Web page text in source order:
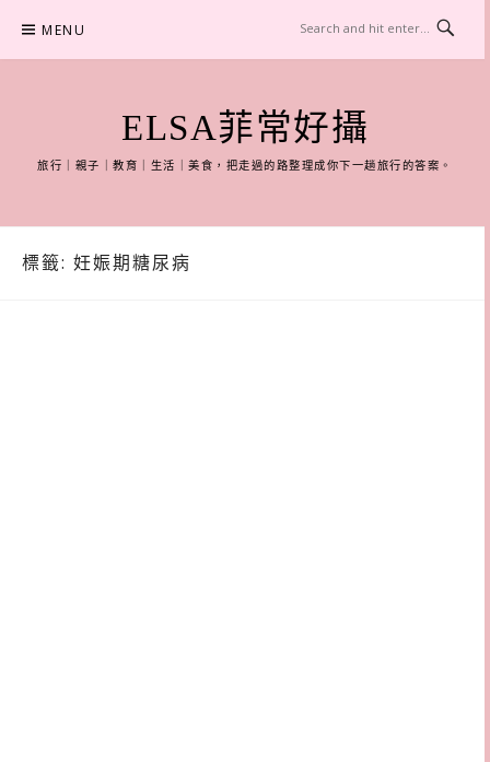
content
MENU
ELSA菲常好攝
旅行｜親子｜教育｜生活｜美食，把走過的路整理成你下一趟旅行的答案。
標籤: 妊娠期糖尿病